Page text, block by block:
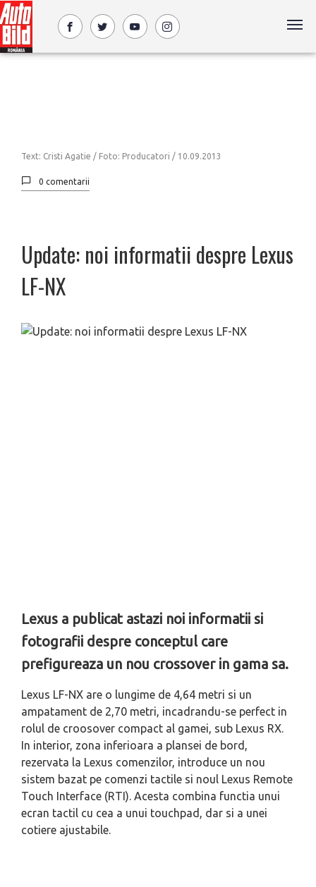
Text: Cristi Agatie / Foto: Producatori / 10.09.2013
0 comentarii
Update: noi informatii despre Lexus
LF-NX
Lexus a publicat astazi noi informatii si
fotografii despre conceptul care
prefigureaza un nou crossover in gama sa.
Lexus LF-NX are o lungime de 4,64 metri si un
ampatament de 2,70 metri, incadrandu-se perfect in
rolul de croosover compact al gamei, sub Lexus RX.
In interior, zona inferioara a plansei de bord,
rezervata la Lexus comenzilor, introduce un nou
sistem bazat pe comenzi tactile si noul Lexus Remote
Touch Interface (RTI). Acesta combina functia unui
ecran tactil cu cea a unui touchpad, dar si a unei
cotiere ajustabile.